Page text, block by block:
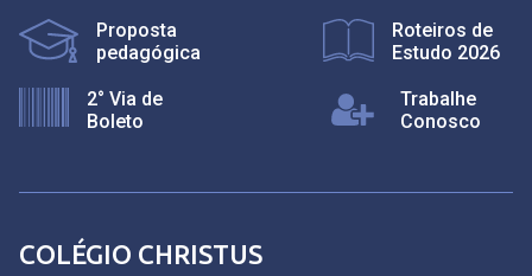
Proposta
pedagógica
Roteiros de
Estudo 2026
2° Via de
Boleto
Trabalhe
Conosco
COLÉGIO CHRISTUS